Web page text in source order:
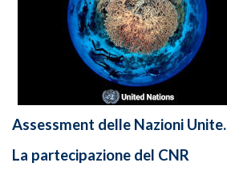
Assessment delle Nazioni Unite.
La partecipazione del CNR